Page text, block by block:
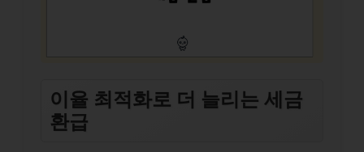
이율 최적화로 더 늘리는 세금
환급